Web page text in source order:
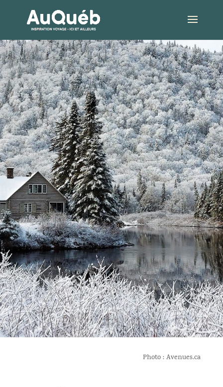
Photo : Avenues.ca